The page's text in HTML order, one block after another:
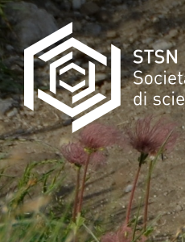
Skip
to
content
STSN
SOCIETÀ TICINESE DI SCIENZE